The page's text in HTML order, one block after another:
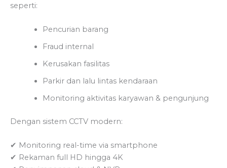
seperti:
Pencurian barang
Fraud internal
Kerusakan fasilitas
Parkir dan lalu lintas kendaraan
Monitoring aktivitas karyawan & pengunjung
Dengan sistem CCTV modern:
✔ Monitoring real-time via smartphone
✔ Rekaman full HD hingga 4K